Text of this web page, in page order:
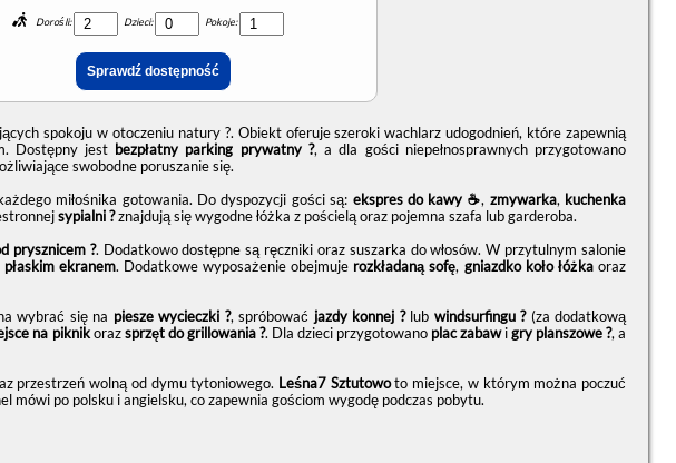
Dorośli: Dzieci: Pokoje:
spokoju w otoczeniu natury ?. Obiekt oferuje szeroki wachlarz udogodnień, które zapewnią
Dostępny jest bezpłatny parking prywatny ?, a dla gości niepełnosprawnych przygotowano
swobodne poruszanie się.
miłośnika gotowania. Do dyspozycji gości są: ekspres do kawy ☕, zmywarka, kuchenka
sypialni ?znajdują się wygodne łóżka z pościelą oraz pojemna szafa lub garderoba.
prysznicem ?. Dodatkowo dostępne są ręczniki oraz suszarka do włosów. W przytulnym salonie
ekranem. Dodatkowe wyposażenie obejmuje rozkładaną sofę, gniazdko koło łóżkaoraz
wybrać się na piesze wycieczki ?, spróbować jazdy konnej ?lub windsurfingu ?(za dodatkową
na piknikorazsprzęt do grillowania ?. Dla dzieci przygotowano plac zabawigry planszowe ?, a
przestrzeń wolną od dymu tytoniowego. Leśna7 Sztutowoto miejsce, w którym można poczuć
mówi po polsku i angielsku, co zapewnia gościom wygodę podczas pobytu.